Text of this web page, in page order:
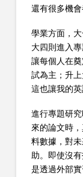
還有很多機
學業方面，
大四則進入
讓每個人在
試為主；升
這也讓我的
進行專題研
來的論文時
料數據，對
助。即使沒
是透過外部